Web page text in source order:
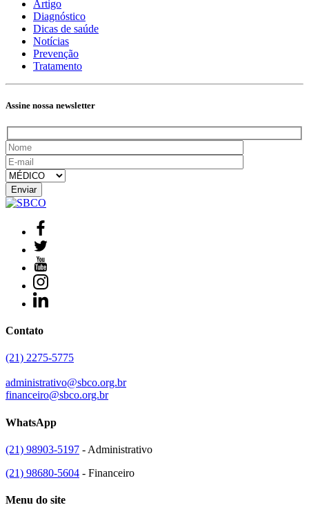
Artigo
Diagnóstico
Dicas de saúde
Notícias
Prevenção
Tratamento
Assine nossa newsletter
Contato
(21) 2275-5775
administrativo@sbco.org.br
financeiro@sbco.org.br
WhatsApp
(21) 98903-5197 - Administrativo
(21) 98680-5604 - Financeiro
Menu do site